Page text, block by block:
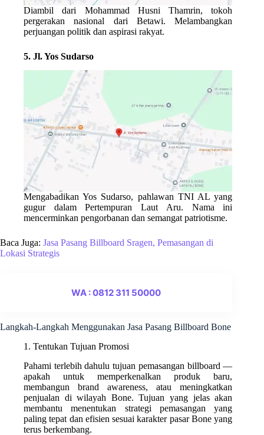
Diambil dari Mohammad Husni Thamrin, tokoh
pergerakan nasional dari Betawi. Melambangkan
perjuangan politik dan aspirasi rakyat.
5. Jl. Yos Sudarso
MengabadikanYos Sudarso, pahlawan TNI AL yang
gugur dalam Pertempuran Laut Aru. Nama ini
mencerminkan pengorbanan dan semangat patriotisme.
Baca Juga: Jasa Pasang Billboard Sragen, Pemasangan di
Lokasi Strategis
WA : 0812 311 50000
Langkah-Langkah Menggunakan Jasa Pasang Billboard Bone
1. Tentukan Tujuan Promosi
Pahami terlebih dahulu tujuan pemasangan billboard —
apakah untuk memperkenalkan produk baru,
membangun brand awareness, atau meningkatkan
penjualan di wilayah Bone. Tujuan yang jelas akan
membantu menentukan strategi pemasangan yang
paling tepat dan efisien sesuai karakter pasar Bone yang
terus berkembang.